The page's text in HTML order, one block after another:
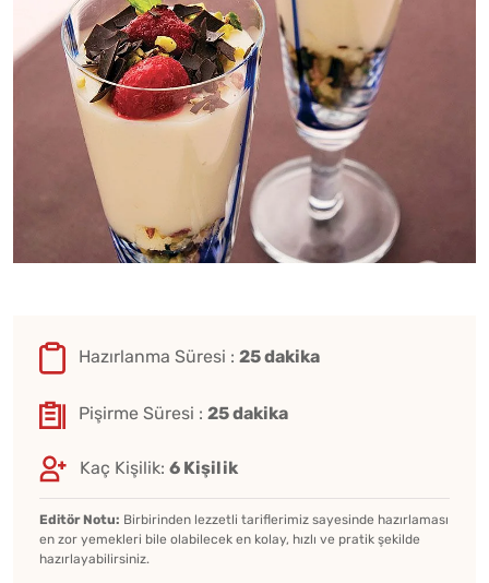
Hazırlanma Süresi : 25 dakika
Pişirme Süresi : 25 dakika
Kaç Kişilik: 6 Kişilik
Editör Notu: Birbirinden lezzetli tariflerimiz sayesinde hazırlaması
en zor yemekleri bile olabilecek en kolay, hızlı ve pratik şekilde
hazırlayabilirsiniz.